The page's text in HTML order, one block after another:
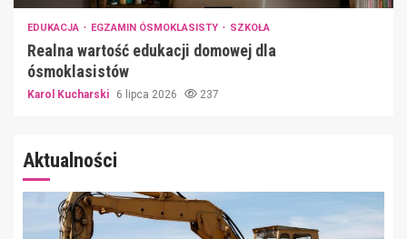
EDUKACJA EGZAMIN ÓSMOKLASISTY SZKOŁA
Realna wartość edukacji domowej dla
ósmoklasistów
Karol Kucharski 6 lipca 2026 237
Aktualności